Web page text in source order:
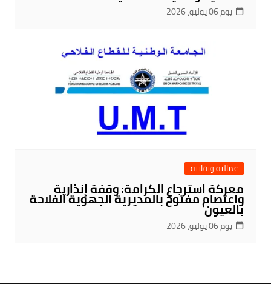
يوم 06 يوليو، 2026
عمالية ونقابية
معركة استرجاع الكرامة: وقفة إنذارية
واعتصام مفتوح بالمديرية الجهوية الفلاحة
بالعيون
يوم 06 يوليو، 2026